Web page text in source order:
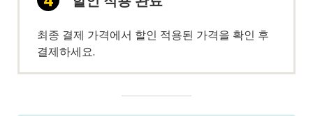
최종 결제 가격에서 할인 적용된 가격을 확인 후
결제하세요.